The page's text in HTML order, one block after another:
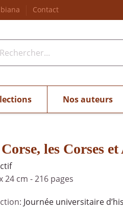
Contact
Nos auteurs
les Corses
24 cm -216 pages
Journée universitaire